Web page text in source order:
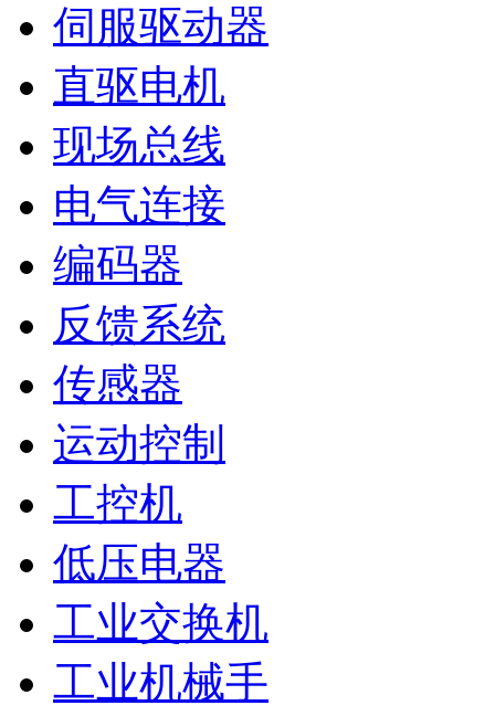
伺服驱动器
直驱电机
现场总线
电气连接
编码器
反馈系统
传感器
运动控制
工控机
低压电器
工业交换机
工业机械手